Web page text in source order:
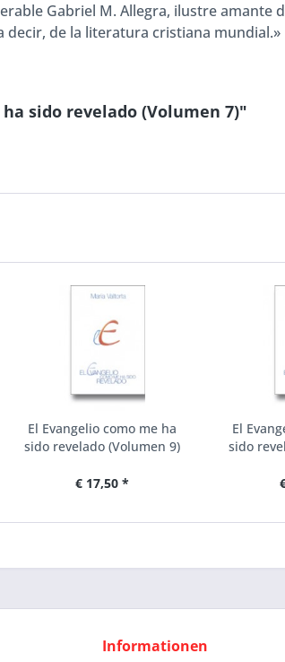
Gabriel M. Allegra, ilustre amante
decir, de la literatura cristiana mundial.»
sido revelado (Volumen 7)"
El Evangelio como me ha
sido revelado (Volumen 9)
€ 17,50 *
El
sido
Informationen